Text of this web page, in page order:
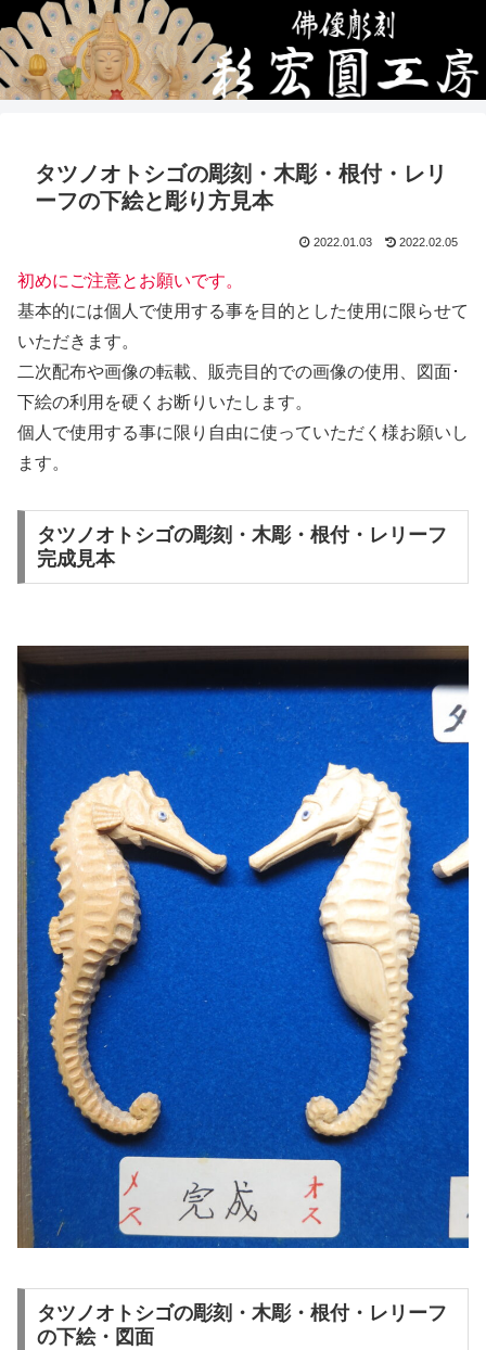
タツノオトシゴの彫刻・木彫・根付・レリ
ーフの下絵と彫り方見本
2022.01.03 2022.02.05
初めにご注意とお願いです。
基本的には個人で使用する事を目的とした使用に限らせて
いただきます。
二次配布や画像の転載、販売目的での画像の使用、図面･
下絵の利用を硬くお断りいたします。
個人で使用する事に限り自由に使っていただく様お願いし
ます。
タツノオトシゴの彫刻・木彫・根付・レリーフ
完成見本
タツノオトシゴの彫刻・木彫・根付・レリーフ
の下絵・図面